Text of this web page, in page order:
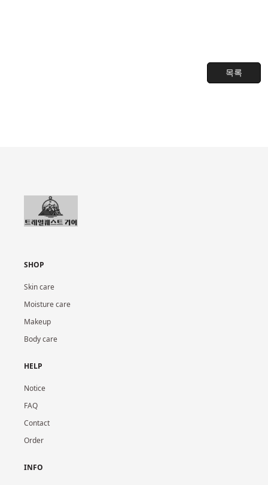
목록
SHOP
Skin care
Moisture care
Makeup
Body care
HELP
Notice
FAQ
Contact
Order
INFO